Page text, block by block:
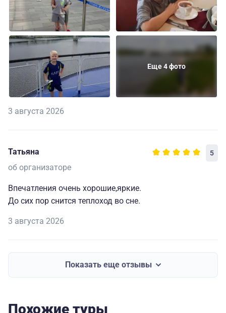
Еще 4 фото
3 августа 2026
Татьяна 5
об организаторе
Впечатления очень хорошие,яркие.
До сих пор снится теплоход во сне.
3 августа 2026
Показать еще отзывы
Похожие туры